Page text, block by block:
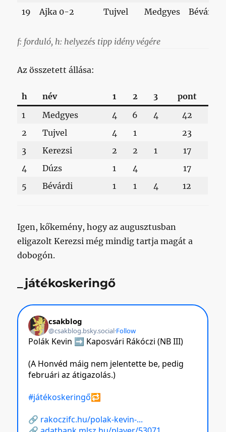
19 Ajka 0-2 Tujvel Medgyes Bévárdi
f: forduló, h: helyezés tipp idény végére
Az összetett állása:
h név 1 2 3
pont
1
Medgyes 4 6 4
42
2
Tujvel 4 1
23
3
Kerezsi 2 2 1
17
4
Dúzs 1 4
17
5
Bévárdi 1 1 4 12
Igen, kőkemény, hogy az augusztusban
eligazolt Kerezsi még mindig tartja magát a
dobogón.
_játékoskeringő